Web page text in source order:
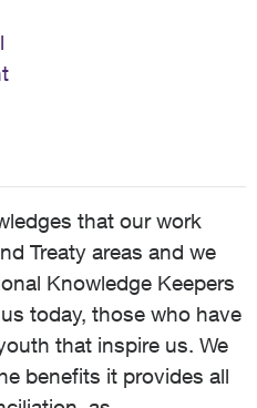
that our work
Treaty areas and we
Knowledge Keepers
today, those who have
that inspire us. We
benefits it provides all